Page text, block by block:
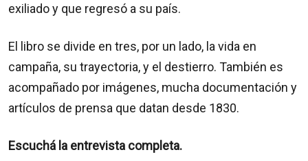
exiliado y que regresó a su país.
El libro se divide en tres, por un lado, la vida en
campaña, su trayectoria, y el destierro. También es
acompañado por imágenes, mucha documentación y
artículos de prensa que datan desde 1830.
Escuchá la entrevista completa.